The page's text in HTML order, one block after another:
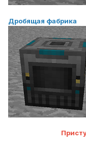
Дробящая фабрика